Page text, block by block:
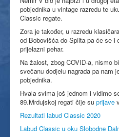
pobjednika u vintage razredu te
Classic regate.
Zora je također, u razredu
od Bobovišća do Splita pa će se i
prijelazni pehar.
Na žalost, zbog COVID-a, nismo
svečanu dodjelu nagrada pa nam
pobjednika.
Hvala svima još jednom i vidimo
89.Mrdujskoj regati čije su prijave
Rezultati labud Classic 2020
Labud Classic u oku Slobodne